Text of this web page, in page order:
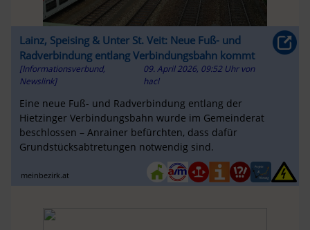
Lainz, Speising & Unter St. Veit: Neue Fuß- und
Radverbindung entlang Verbindungsbahn kommt
[Informationsverbund,
Newslink]
09. April 2026, 09:52 Uhr von
hacl
Eine neue Fuß- und Radverbindung entlang der
Hietzinger Verbindungsbahn wurde im Gemeinderat
beschlossen – Anrainer befürchten, dass dafür
Grundstücksabtretungen notwendig sind.
meinbezirk.at